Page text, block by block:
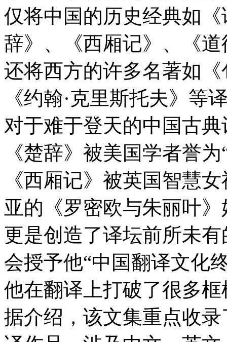
仅将中国的历史经典如
辞》、《西厢记》、《
还将西方的许多名著如
《约翰·克里斯托夫》等
对于难于登天的中国古
《楚辞》被美国学者誉
《西厢记》被英国智慧
亚的《罗密欧与朱丽叶
更是创造了译坛前所未
会授予他“中国翻译文化
他在翻译上打破了很多框
据介绍，该文集重点收